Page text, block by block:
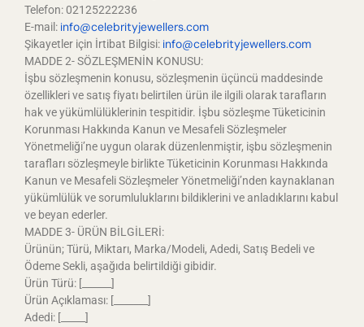
Telefon: 02125222236
E-mail: info@celebrityjewellers.com
Şikayetler için İrtibat Bilgisi: info@celebrityjewellers.com
MADDE 2- SÖZLEŞMENİN KONUSU:
İşbu sözleşmenin konusu, sözleşmenin üçüncü maddesinde
özellikleri ve satış fiyatı belirtilen ürün ile ilgili olarak tarafların
hak ve yükümlülüklerinin tespitidir. İşbu sözleşme Tüketicinin
Korunması Hakkında Kanun ve Mesafeli Sözleşmeler
Yönetmeliği’ne uygun olarak düzenlenmiştir, işbu sözleşmenin
tarafları sözleşmeyle birlikte Tüketicinin Korunması Hakkında
Kanun ve Mesafeli Sözleşmeler Yönetmeliği’nden kaynaklanan
yükümlülük ve sorumluluklarını bildiklerini ve anladıklarını kabul
ve beyan ederler.
MADDE 3- ÜRÜN BİLGİLERİ:
Ürünün; Türü, Miktarı, Marka/Modeli, Adedi, Satış Bedeli ve
Ödeme Sekli, aşağıda belirtildiği gibidir.
Ürün Türü: [______]
Ürün Açıklaması: [_______]
Adedi: [_____]